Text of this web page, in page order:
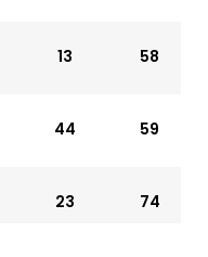
13 58
44 59
23 74